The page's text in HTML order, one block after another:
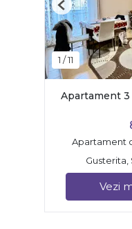
1 /11
Previous
Apartament 3
Apartament
Gusterita,
Vezi